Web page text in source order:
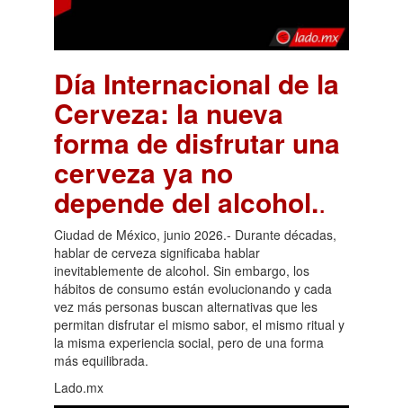
Día Internacional de la
Cerveza: la nueva
forma de disfrutar una
cerveza ya no
depende del alcohol..
Ciudad de México, junio 2026.- Durante décadas,
hablar de cerveza significaba hablar
inevitablemente de alcohol. Sin embargo, los
hábitos de consumo están evolucionando y cada
vez más personas buscan alternativas que les
permitan disfrutar el mismo sabor, el mismo ritual y
la misma experiencia social, pero de una forma
más equilibrada.
Lado.mx